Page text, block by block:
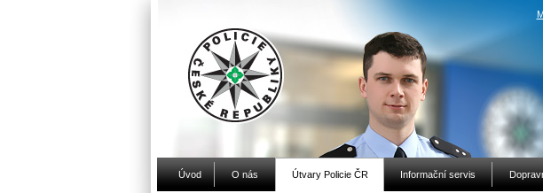
Úvod O nás Útvary Policie ČR Informační servis